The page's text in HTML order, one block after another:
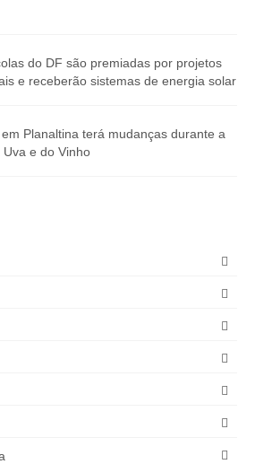
do DF são premiadas por projetos
e receberão sistemas de energia solar
Planaltina terá mudanças durante a
Uva e do Vinho